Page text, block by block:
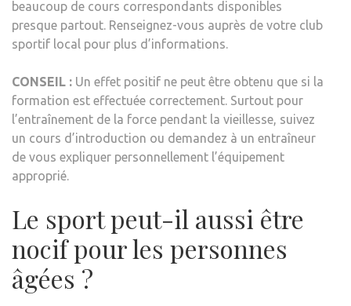
beaucoup de cours correspondants disponibles
presque partout. Renseignez-vous auprès de votre club
sportif local pour plus d’informations.
CONSEIL : Un effet positif ne peut être obtenu que si la
formation est effectuée correctement. Surtout pour
l’entraînement de la force pendant la vieillesse, suivez
un cours d’introduction ou demandez à un entraîneur
de vous expliquer personnellement l’équipement
approprié.
Le sport peut-il aussi être
nocif pour les personnes
âgées ?